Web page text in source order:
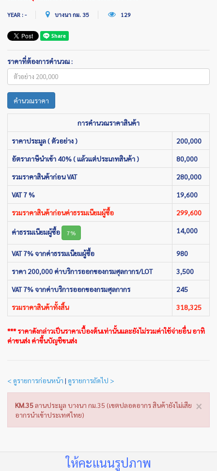
YEAR : - บางนา กม. 35 129
ราคาที่ต้องการคำนวณ :
คำนวณราคา
การคำนวณราคาสินค้า
ราคาประมูล ( ตัวอย่าง ) 200,000
อัตราภาษีนำเข้า 40% ( แล้วแต่ประเภทสินค้า ) 80,000
รวมราคาสินค้าก่อน VAT 280,000
VAT 7 % 19,600
รวมราคาสินค้าก่อนค่าธรรมเนียมผู้ซื้อ 299,600
ค่าธรรมเนียมผู้ซื้อ 7% 14,000
VAT 7% จากค่าธรรมเนียมผู้ซื้อ 980
ราคา 200,000 ค่าบริการออกของกรมศุลกากร/LOT 3,500
VAT 7% จากค่าบริการออกของกรมศุลกากร 245
รวมราคาสินค้าทั้งสิ้น 318,325
*** ราคาดังกล่าวเป็นราคาเบื้องต้นเท่านั้นและยังไม่รวมค่าใช้จ่ายอื่น อาทิ
ค่าขนส่ง ค่าขึ้นบัญชีขนส่ง
< ดูรายการก่อนหน้า | ดูรายการถัดไป >
×
KM.35ลานประมูล บางนา กม.35 (เขตปลอดอากร สินค้ายังไม่เสีย
อากรนำเข้าประเทศไทย)
ให้คะแนนรูปภาพ